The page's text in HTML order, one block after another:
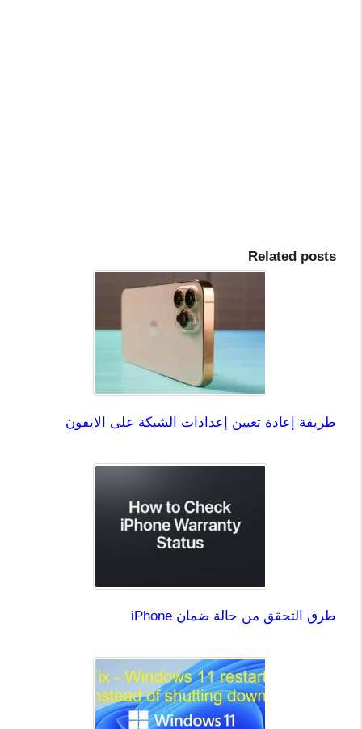
Related posts
طريقة إعادة تعيين إعدادات الشبكة على الايفون
طرق التحقق من حالة ضمان iPhone